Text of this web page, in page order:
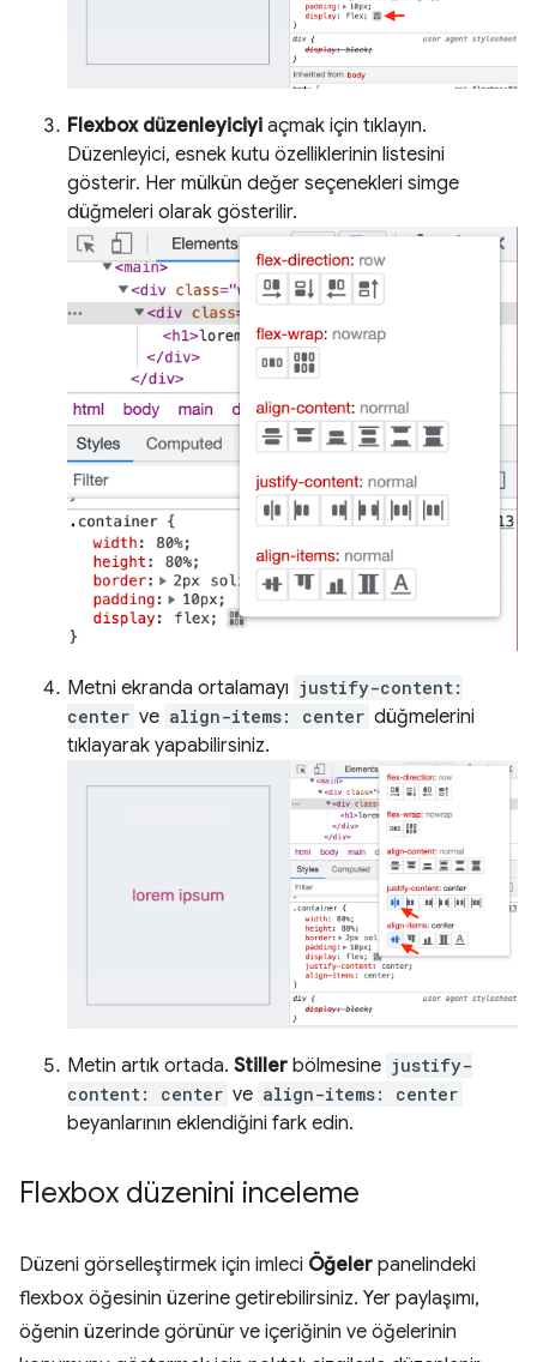
Flexbox düzenleyiciyi açmak için tıklayın.
Düzenleyici, esnek kutu özelliklerinin listesini
gösterir. Her mülkün değer seçenekleri simge
düğmeleri olarak gösterilir.
Metni ekranda ortalamayı justify-content:
center ve align-items: center düğmelerini
tıklayarak yapabilirsiniz.
Metin artık ortada. Stiller bölmesine justify-
content: center ve align-items: center
beyanlarının eklendiğini fark edin.
Flexbox düzenini inceleme
Düzeni görselleştirmek için imleci Öğeler panelindeki
flexbox öğesinin üzerine getirebilirsiniz. Yer paylaşımı,
öğenin üzerinde görünür ve içeriğinin ve öğelerinin